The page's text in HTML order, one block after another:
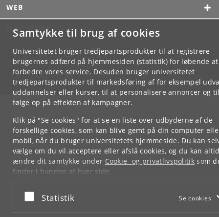
Samtykke til brug af cookies
Universitetet bruger tredjepartsprodukter til at registrere
brugernes adfærd på hjemmesiden (statistik) for løbende at
forbedre vores service. Desuden bruger universitetet
tredjepartsprodukter til markedsføring af for eksempel
uddannelser eller kurser, til at personalisere annoncer og
følge op på effekten af kampagner.
Klik på "Se cookies" for at se en liste over udbyderne af de
forskellige cookies, som kan blive gemt på din computer
mobil, når du bruger universitetets hjemmeside. Du kan
vælge om du vil acceptere eller afslå cookies, og du kan
ændre dit samtykke under Cookie- og privatlivspolitiksom
finder i bunden af hver side.
Acceptér eller afslå
Statistik Se cookies
WEB
MØD KU PÅ